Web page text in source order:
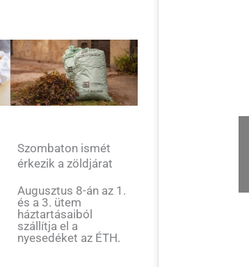
Szombaton ismét
érkezik a zöldjárat
Augusztus 8-án az 1.
és a 3. ütem
háztartásaiból
szállítja el a
nyesedéket az ÉTH.